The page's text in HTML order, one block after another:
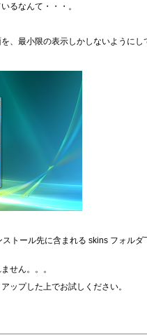
るなんて・・・。
、最小限の表示しかしないように
トール先に含まれる skins フォル
せん。。。
ップした上でお試しください。